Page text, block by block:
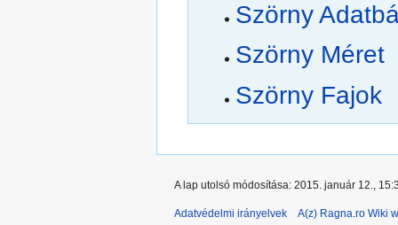
Szörny
Szörny Méret
Szörny Fajok
A lap utolsó módosítása: 2015. január 12.,
Adatvédelmi irányelvek A(z) Ragna.ro Wiki